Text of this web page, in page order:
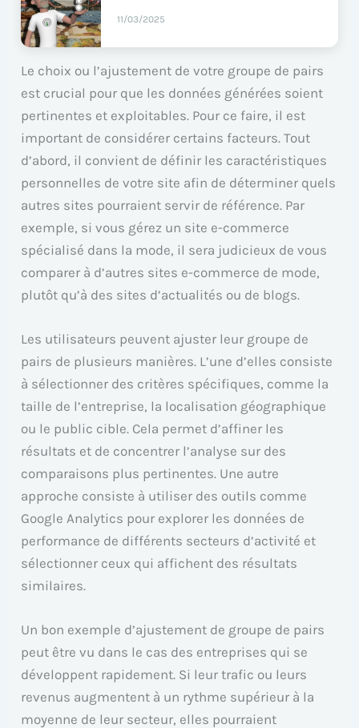
11/03/2025
Le choix ou l’ajustement de votre groupe de pairs
est crucial pour que les données générées soient
pertinentes et exploitables. Pour ce faire, il est
important de considérer certains facteurs. Tout
d’abord, il convient de définir les caractéristiques
personnelles de votre site afin de déterminer quels
autres sites pourraient servir de référence. Par
exemple, si vous gérez un site e-commerce
spécialisé dans la mode, il sera judicieux de vous
comparer à d’autres sites e-commerce de mode,
plutôt qu’à des sites d’actualités ou de blogs.
Les utilisateurs peuvent ajuster leur groupe de
pairs de plusieurs manières. L’une d’elles consiste
à sélectionner des critères spécifiques, comme la
taille de l’entreprise, la localisation géographique
ou le public cible. Cela permet d’affiner les
résultats et de concentrer l’analyse sur des
comparaisons plus pertinentes. Une autre
approche consiste à utiliser des outils comme
Google Analytics pour explorer les données de
performance de différents secteurs d’activité et
sélectionner ceux qui affichent des résultats
similaires.
Un bon exemple d’ajustement de groupe de pairs
peut être vu dans le cas des entreprises qui se
développent rapidement. Si leur trafic ou leurs
revenus augmentent à un rythme supérieur à la
moyenne de leur secteur, elles pourraient